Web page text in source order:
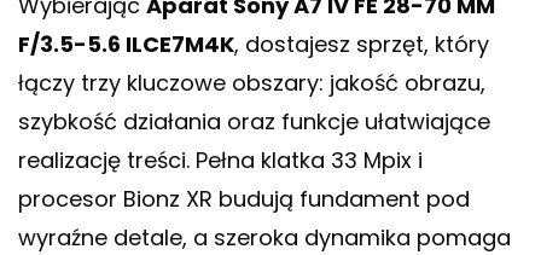
F/3.5-5.6 ILCE7M4K, dostajesz sprzęt, który
łączy trzy kluczowe obszary: jakość obrazu,
szybkość działania oraz funkcje ułatwiające
realizację treści. Pełna klatka 33 Mpix i
procesor Bionz XR budują fundament pod
wyraźne detale, a szeroka dynamika pomaga